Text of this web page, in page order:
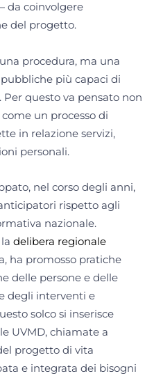
da coinvolgere
del progetto.
procedura, ma una
più capaci di
questo va pensato non
un processo di
in relazione servizi,
personali.
nel corso degli anni,
rispetto agli
nazionale.
delibera regionale
ha promosso pratiche
delle persone e delle
degli interventi e
solco si inserisce
UVMD, chiamate a
progetto di vita
e integrata dei bisogni